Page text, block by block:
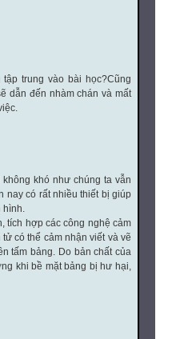
trung vào bài học?Cũng
dẫn đến nhàm chán và mất
khó như chúng ta vẫn
nay có rất nhiều thiết bị giúp
hình.
tích hợp các công nghệ cảm
có thể cảm nhận viết và vẽ
tấm bảng. Do bản chất của
khi bề mặt bảng bị hư hại,